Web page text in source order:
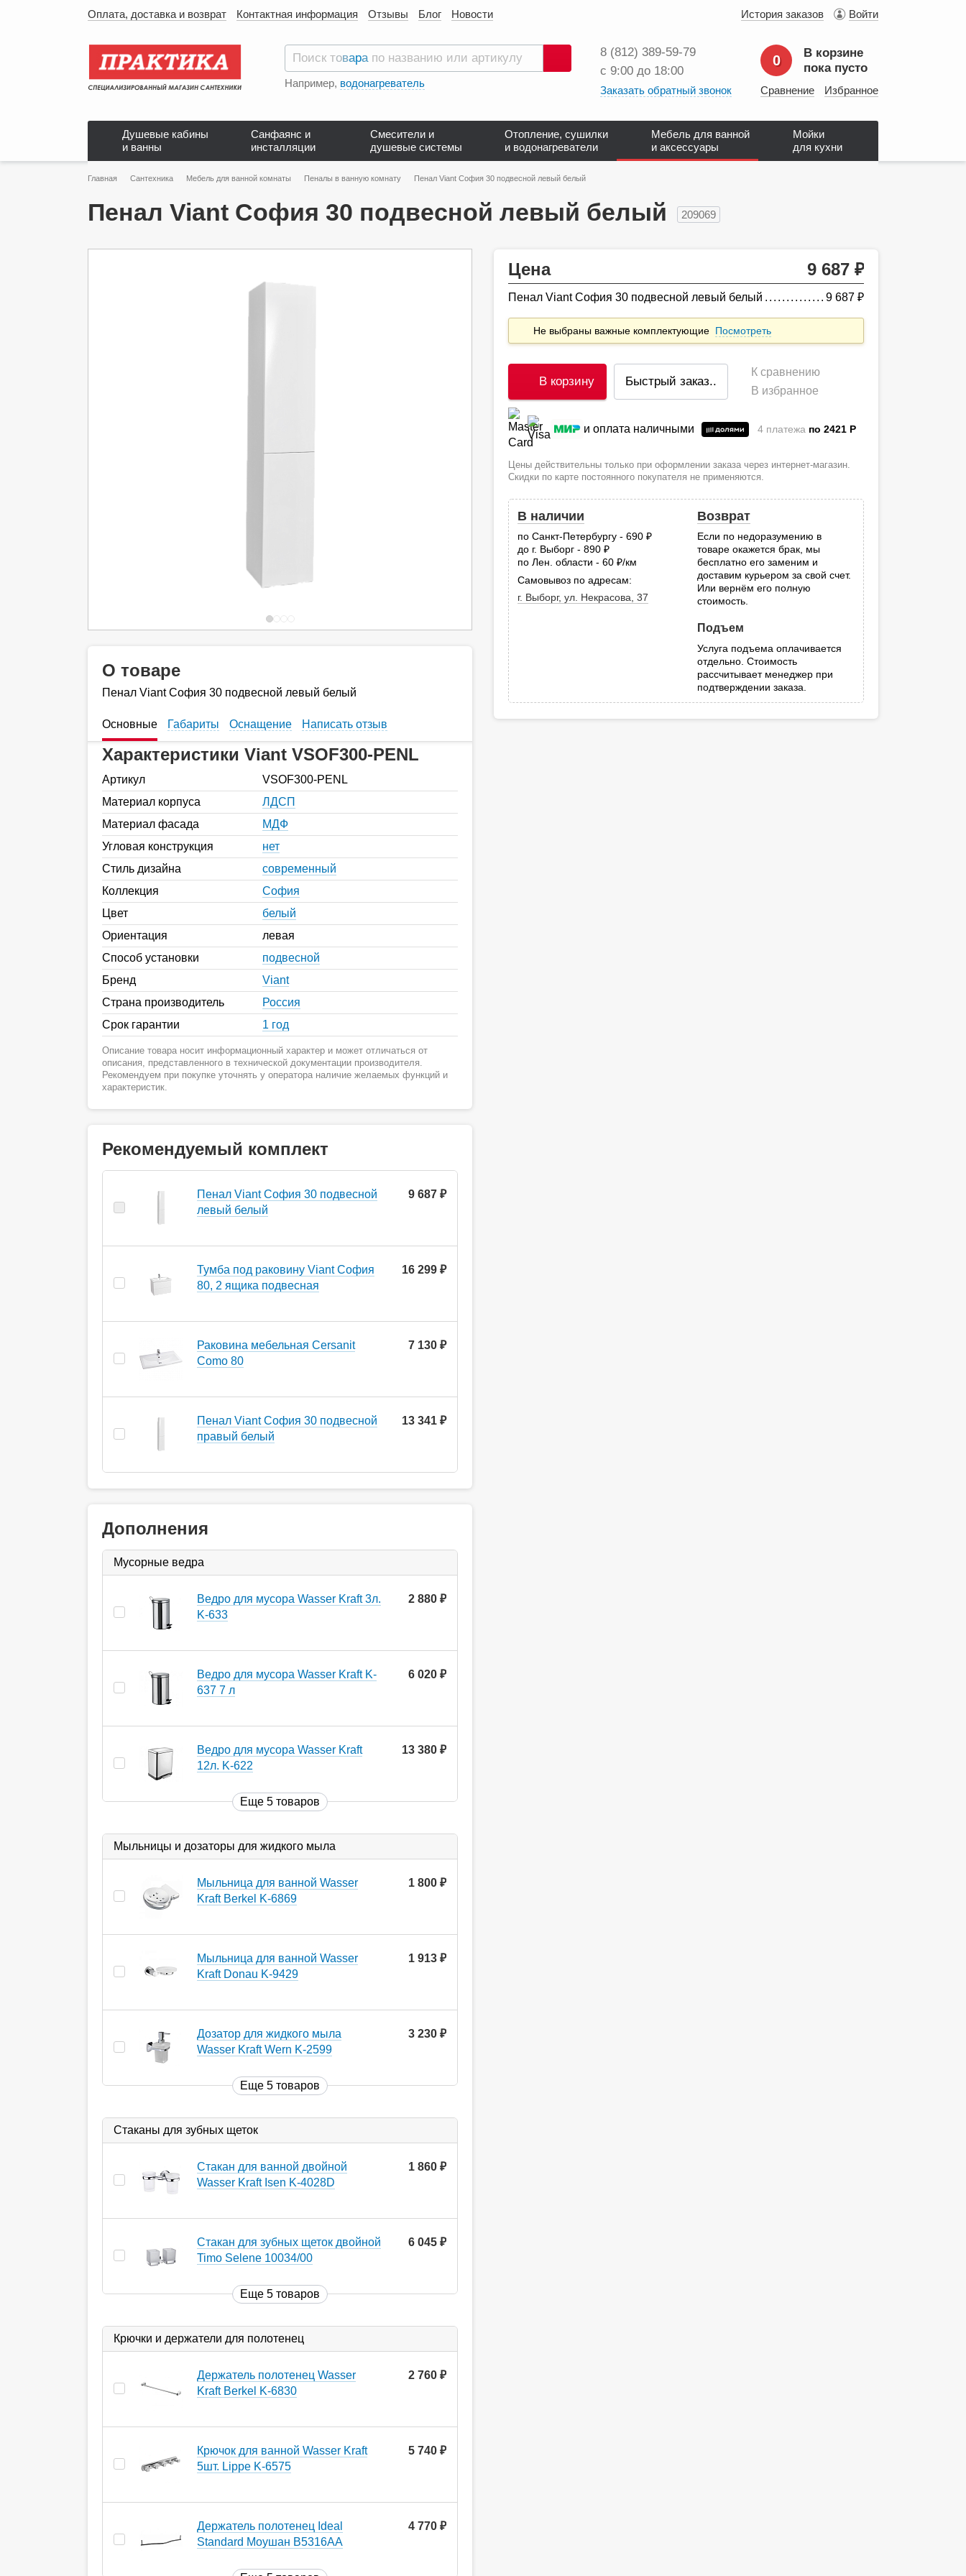
Оплата, доставка и возврат Контактная информация Отзывы Блог Новости История заказов Войти
Поиск
Например, водонагреватель
8 (812) 389‑59‑79
с 9:00 до 18:00
Заказать обратный звонок
0
В корзине
пока пусто
Сравнение Избранное
Душевые кабины
и ванны
Санфаянс и
инсталляции
Смесители и
душевые системы
Отопление, сушилки
и водонагреватели
Мебель для ванной
и аксессуары
Мойки
для кухни
Главная Сантехника Мебель для ванной комнаты Пеналы в ванную комнату Пенал Viant София 30 подвесной левый белый
Пенал Viant София 30 подвесной левый белый 209069
Цена 9 687
Пенал Viant София 30 подвесной левый белый 9 687
Не выбраны важные комплектующие Посмотреть
В корзину Быстрый заказ..
К сравнению
В избранное
и оплата наличными 4 платежа по 2421 P
Цены действительны только при оформлении заказа через интернет-магазин.
Скидки по карте постоянного покупателя не применяются.
В наличии
по Санкт-Петербургу - 690
до г. Выборг - 890
по Лен. области - 60
руб.
/км
Самовывоз по адресам:
г. Выборг, ул. Некрасова, 37
Возврат
Если по недоразумению в
товаре окажется брак, мы
бесплатно его заменим и
доставим курьером за свой счет.
Или вернём его полную
стоимость.
Подъем
Услуга подъема оплачивается
отдельно. Стоимость
рассчитывает менеджер при
подтверждении заказа.
О товаре
Пенал Viant София 30 подвесной левый белый
Основные Габариты Оснащение Написать отзыв
Характеристики Viant VSOF300-PENL
Артикул
VSOF300-PENL
Материал корпуса
ЛДСП
Материал фасада
МДФ
Угловая конструкция
нет
Стиль дизайна
современный
Коллекция
София
Цвет
белый
Ориентация
левая
Способ установки
подвесной
Бренд
Viant
Страна производитель
Россия
Срок гарантии
1 год
Описание товара носит информационный характер и может отличаться от
описания, представленного в технической документации производителя.
Рекомендуем при покупке уточнять у оператора наличие желаемых функций и
характеристик.
Рекомендуемый комплект
Пенал Viant София 30 подвесной
левый белый
9 687 ₽
Тумба под раковину Viant София
80, 2 ящика подвесная
16 299 ₽
Раковина мебельная Cersanit
Como 80
7 130 ₽
Пенал Viant София 30 подвесной
правый белый
13 341 ₽
Дополнения
Мусорные ведра
Ведро для мусора Wasser Kraft 3л.
K-633
2 880
Ведро для мусора Wasser Kraft K-
637 7 л
6 020
Ведро для мусора Wasser Kraft
12л. K-622
13 380
Еще 5 товаров
Мыльницы и дозаторы для жидкого мыла
Мыльница для ванной Wasser
Kraft Berkel K-6869
1 800
Мыльница для ванной Wasser
Kraft Donau K-9429
1 913
Дозатор для жидкого мыла
Wasser Kraft Wern K-2599
3 230
Еще 5 товаров
Стаканы для зубных щеток
Стакан для ванной двойной
Wasser Kraft Isen K-4028D
1 860
Стакан для зубных щеток двойной
Timo Selene 10034/00
6 045
Еще 5 товаров
Крючки и держатели для полотенец
Держатель полотенец Wasser
Kraft Berkel K-6830
2 760
Крючок для ванной Wasser Kraft
5шт. Lippe K-6575
5 740
Держатель полотенец Ideal
Standard Моушан B5316AA
4 770